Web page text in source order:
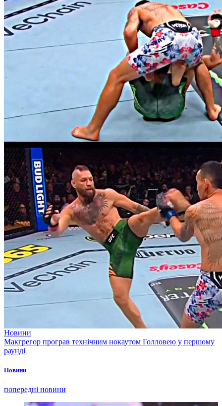
Новини
Макгрегор програв технічним нокаутом Голловею у першому
раунді
Новини
попередні новини